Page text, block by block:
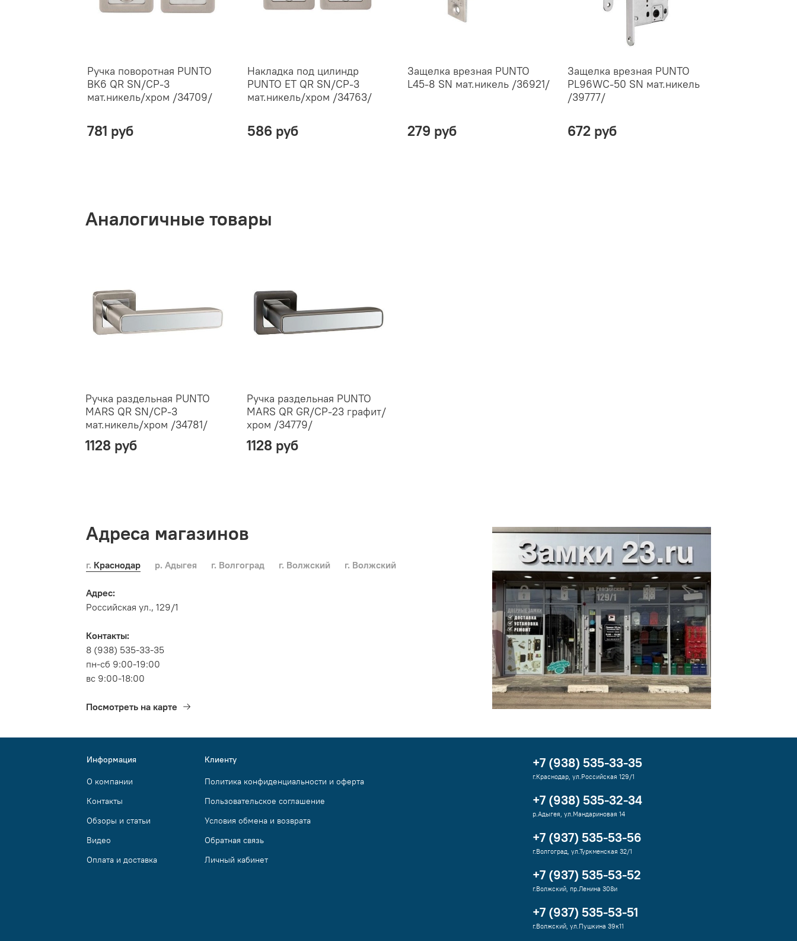
Ручка поворотная PUNTO
BK6 QR SN/CP-3
мат.никель/хром /34709/
781 руб
Накладка под цилиндр
PUNTO ET QR SN/CP-3
мат.никель/хром /34763/
586 руб
Защелка врезная PUNTO
L45-8 SN мат.никель /36921/
279 руб
Защелка врезная PUNTO
PL96WC-50 SN мат.никель
/39777/
672 руб
Аналогичные товары
Ручка раздельная PUNTO
MARS QR SN/CP-3
мат.никель/хром /34781/
1128 руб
Ручка раздельная PUNTO
MARS QR GR/CP-23 графит/
хром /34779/
1128 руб
Адреса магазинов
г. Краснодар р. Адыгея г. Волгоград г. Волжский г. Волжский
Адрес:
Российская ул., 129/1
Контакты:
8 (938) 535-33-35
пн-сб 9:00-19:00
вс 9:00-18:00
Посмотреть на карте
Информация
О компании
Контакты
Обзоры и статьи
Видео
Оплата и доставка
Клиенту
Политика конфиденциальности и оферта
Пользовательское соглашение
Условия обмена и возврата
Обратная связь
Личный кабинет
+7 (938) 535-33-35
г.Краснодар, ул.Российская 129/1
+7 (938) 535-32-34
р.Адыгея, ул.Мандариновая 14
+7 (937) 535-53-56
г.Волгоград, ул.Туркменская 32/1
+7 (937) 535-53-52
г.Волжский, пр.Ленина 308и
+7 (937) 535-53-51
г.Волжский, ул.Пушкина 39к11